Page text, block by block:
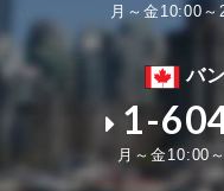
月～金10:00
バ
1-
月～金10:00